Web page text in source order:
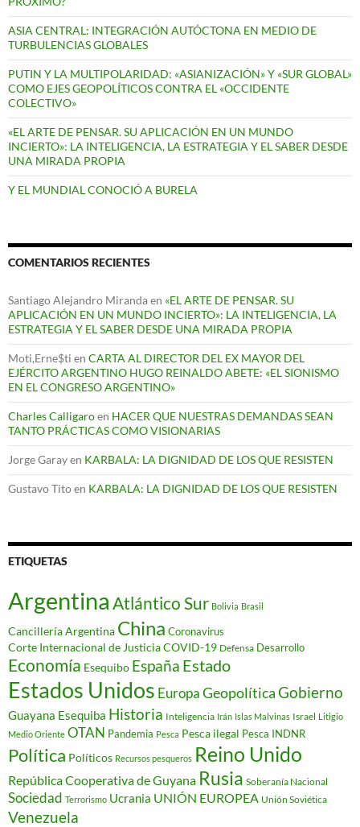
ASIA CENTRAL: INTEGRACIÓN AUTÓCTONA EN MEDIO DE
TURBULENCIAS GLOBALES
PUTIN Y LA MULTIPOLARIDAD: «ASIANIZACIÓN» Y «SUR GLOBAL»
COMO EJES GEOPOLÍTICOS CONTRA EL «OCCIDENTE
COLECTIVO»
«EL ARTE DE PENSAR. SU APLICACIÓN EN UN MUNDO
INCIERTO»: LA INTELIGENCIA, LA ESTRATEGIA Y EL SABER DESDE
UNA MIRADA PROPIA
Y EL MUNDIAL CONOCIÓ A BURELA
COMENTARIOS RECIENTES
Santiago Alejandro Mirandaen «EL ARTE DE PENSAR. SU
APLICACIÓN EN UN MUNDO INCIERTO»: LA INTELIGENCIA, LA
ESTRATEGIA Y EL SABER DESDE UNA MIRADA PROPIA
Moti,Erne$ti en CARTA AL DIRECTOR DEL EX MAYOR DEL
EJÉRCITO ARGENTINO HUGO REINALDO ABETE: «EL SIONISMO
EN EL CONGRESO ARGENTINO»
Charles Calligaroen HACER QUE NUESTRAS DEMANDAS SEAN
TANTO PRÁCTICAS COMO VISIONARIAS
Jorge Garayen KARBALA: LA DIGNIDAD DE LOS QUE RESISTEN
Gustavo Titoen KARBALA: LA DIGNIDAD DE LOS QUE RESISTEN
ETIQUETAS
Argentina Atlántico Sur Bolivia Brasil
Cancillería Argentina China Coronavirus
Corte Internacional de JusticiaCOVID-19 Defensa Desarrollo
Economía Esequibo España Estado
Estados Unidos EuropaGeopolíticaGobierno
Guayana Esequiba Historia Inteligencia Irán Islas Malvinas Israel Litigio
Medio Oriente OTAN Pandemia Pesca Pesca ilegal Pesca INDNR
Política Políticos Recursos pesqueros Reino Unido
República Cooperativa de Guyana Rusia Soberanía Nacional
Sociedad Terrorismo Ucrania UNIÓN EUROPEA Unión Soviética
Venezuela